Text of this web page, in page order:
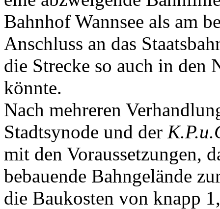
Bahnhof Wannsee als am
Anschluss an das
die Strecke so auch in den
könnte.
Nach mehreren
Stadtsynode und der
mit den Voraussetzungen,
bebauende Bahngelände
die Baukosten von knapp